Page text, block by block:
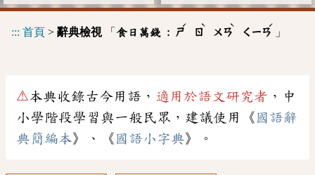
::: 首頁 > 辭典檢視「 食日萬錢 : ㄕ
ˊ
ㄖ
ˋ
ㄨㄢ
ˋ
ㄑㄧㄢ
ˊ
」
⚠本典收錄古今用語， 適用於語文研究者 ，中
小學階段學習與一般民眾，建議使用《 國語辭
典簡編本》、《 國語小字典》。